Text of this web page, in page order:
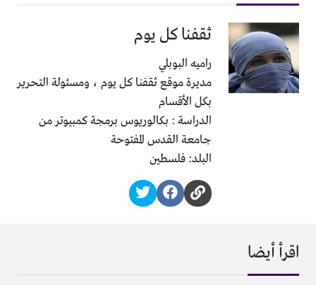
ثقفنا كل يوم
راميه البوبلي
مديرة موقع ثقفنا كل يوم ، ومسئولة التحرير
بكل الأقسام
الدراسة : بكالوريوس برمجة كمبيوتر من
جامعة القدس المفتوحة
البلد: فلسطين
اقرأ أيضا